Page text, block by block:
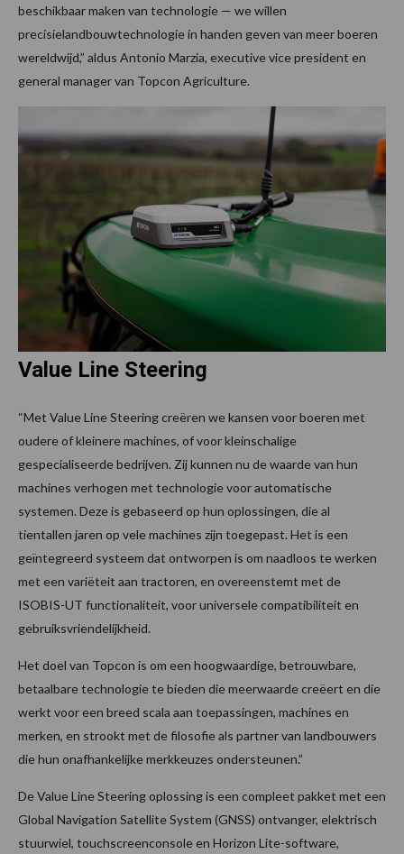
beschikbaar maken van technologie — we willen
precisielandbouwtechnologie in handen geven van meer boeren
wereldwijd,” aldus Antonio Marzia, executive vice president en
general manager van Topcon Agriculture.
Value Line Steering
“Met Value Line Steering creëren we kansen voor boeren met
oudere of kleinere machines, of voor kleinschalige
gespecialiseerde bedrijven. Zij kunnen nu de waarde van hun
machines verhogen met technologie voor automatische
systemen. Deze is gebaseerd op hun oplossingen, die al
tientallen jaren op vele machines zijn toegepast. Het is een
geïntegreerd systeem dat ontworpen is om naadloos te werken
met een variëteit aan tractoren, en overeenstemt met de
ISOBIS-UT functionaliteit, voor universele compatibiliteit en
gebruiksvriendelijkheid.
Het doel van Topcon is om een hoogwaardige, betrouwbare,
betaalbare technologie te bieden die meerwaarde creëert en die
werkt voor een breed scala aan toepassingen, machines en
merken, en strookt met de filosofie als partner van landbouwers
die hun onafhankelijke merkkeuzes ondersteunen.”
De Value Line Steering oplossing is een compleet pakket met een
Global Navigation Satellite System (GNSS) ontvanger, elektrisch
stuurwiel, touchscreenconsole en Horizon Lite-software,